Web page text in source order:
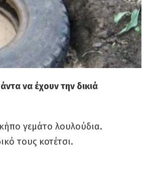
να έχουν την δικιά
γεμάτο λουλούδια.
τους κοτέτσι.